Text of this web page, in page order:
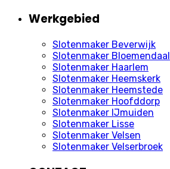
Werkgebied
Slotenmaker Beverwijk
Slotenmaker Bloemendaal
Slotenmaker Haarlem
Slotenmaker Heemskerk
Slotenmaker Heemstede
Slotenmaker Hoofddorp
Slotenmaker IJmuiden
Slotenmaker Lisse
Slotenmaker Velsen
Slotenmaker Velserbroek